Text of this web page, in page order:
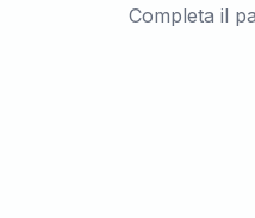
Completa il